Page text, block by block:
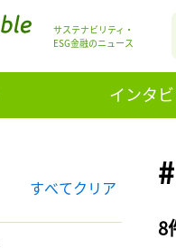
サステナビリティ・
ESG金融のニュース
インタ
すべてクリア
8